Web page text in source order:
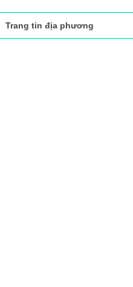
Trang tin địa phương